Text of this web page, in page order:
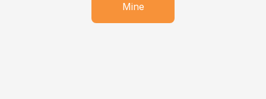
Mine